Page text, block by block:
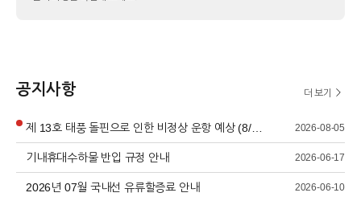
공지사항
제 13호 태풍 돌핀으로 인한 비정상 운항 예상 (8/6~8/9) 2026-08-05
기내휴대수하물 반입 규정 안내 2026-06-17
2026년 07월 국내선 유류할증료 안내 2026-06-10
더 보기